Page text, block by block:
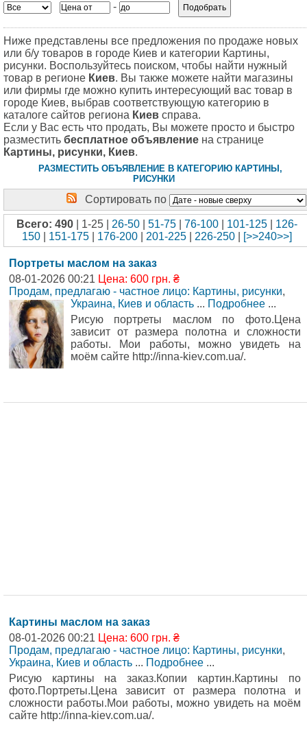
-
Ниже представлены все предложения по продаже новых
или б/у товаров в городе Киев и категории Картины,
рисунки. Воспользуйтесь поиском, чтобы найти нужный
товар в регионе Киев. Вы также можете найти магазины
или фирмы где можно купить интересующий вас товар в
городе Киев, выбрав соответствующую категорию в
каталоге сайтов региона Киев справа.
Если у Вас есть что продать, Вы можете просто и быстро
разместить бесплатное объявление на странице
Картины, рисунки, Киев.
РАЗМЕСТИТЬ ОБЪЯВЛЕНИЕ В КАТЕГОРИЮ КАРТИНЫ,
РИСУНКИ
Сортировать по
Всего: 490 | 1-25 | 26-50 51-75 76-100 101-125
126-
150
151-175 176-200 201-225 226-250 [>>240>>]
Портреты маслом на заказ
08-01-2026 00:21 Цена: 600 грн. ₴
Продам, предлагаю - частное лицо: Картины, рисунки,
Украина, Киев и область ... Подробнее ...
Рисую портреты маслом по фото.Цена
зависит от размера полотна и сложности
работы. Мои работы, можно увидеть на
моём сайте http://inna-kiev.com.ua/.
Картины маслом на заказ
08-01-2026 00:21 Цена: 600 грн. ₴
Продам, предлагаю - частное лицо: Картины, рисунки,
Украина, Киев и область ... Подробнее ...
Рисую картины на заказ.Копии картин.Картины по
фото.Портреты.Цена зависит от размера полотна и
сложности работы.Мои работы, можно увидеть на моём
сайте http://inna-kiev.com.ua/.